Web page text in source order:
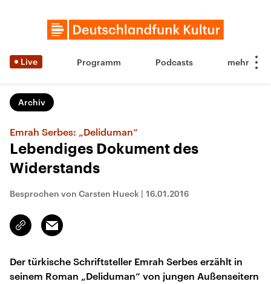
Live Programm Podcasts
Archiv
Emrah Serbes: „Deliduman“
Lebendiges Dokument des
Widerstands
Besprochen von Carsten Hueck | 16.01.2016
Link
kopieren/teilen
Email
Der türkische Schriftsteller Emrah Serbes erzählt in
seinem Roman „Deliduman“ von jungen Außenseitern